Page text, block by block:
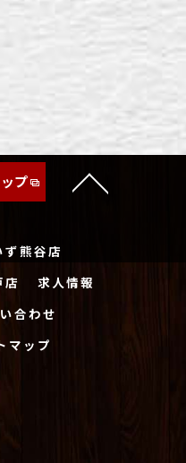
プ
ず熊谷店
店
求人情報
合わせ
マップ